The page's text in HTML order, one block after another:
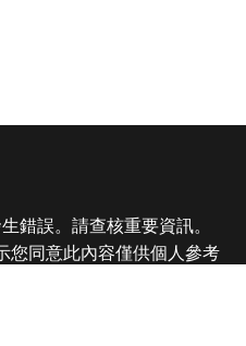
錯誤。請查核重要資訊。
您同意此內容僅供個人參考